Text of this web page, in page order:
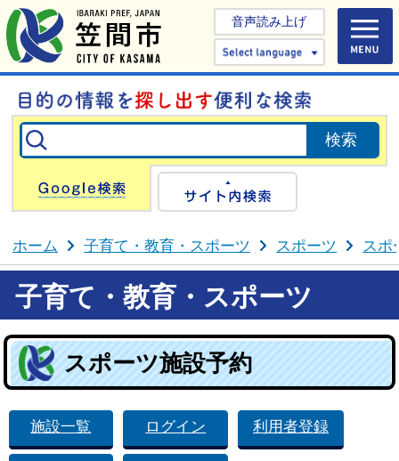
音声読み上げ
Select
Google検索
ホーム 子育て・教育・スポーツ スポーツ スポ
子育て・教育・スポーツ
スポーツ施設予約
施設一覧 ログイン 利用者登録